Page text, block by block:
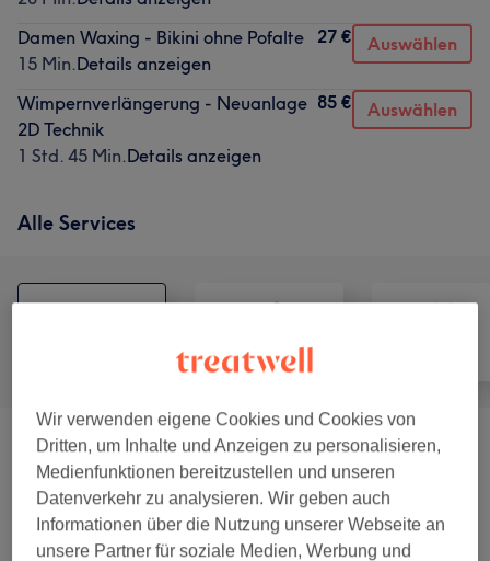
Damen Waxing - Bikini ohne Pofalte
15 Min.Details anzeigen
27 € Auswählen
Wimpernverlängerung - Neuanlage
2D Technik
1 Std. 45 Min.Details anzeigen
85 € Auswählen
Alle Services
Haarentfernung
Beratungstermin (1 ) 150 €
Augenbrauen &
Wimpernbehandlungen (8)
ab 0,01 €
Wir verwenden eigene Cookies und Cookies von
Dritten, um Inhalte und Anzeigen zu personalisieren,
Medienfunktionen bereitzustellen und unseren
Datenverkehr zu analysieren. Wir geben auch
Informationen über die Nutzung unserer Webseite an
unsere Partner für soziale Medien, Werbung und